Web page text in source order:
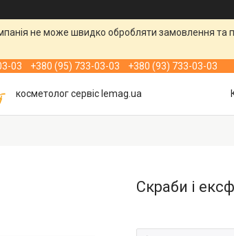
не може швидко обробляти замовлення та
03
+380 (95) 733-03-03 +380 (93) 733-03-03
косметолог сервіс lemag.ua
Скраби і